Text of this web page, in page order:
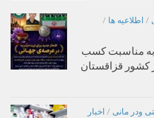
/ اطلاعیه ها /
به مناسبت کسب
کشور قزاقستان
ودر مانی / اخبار